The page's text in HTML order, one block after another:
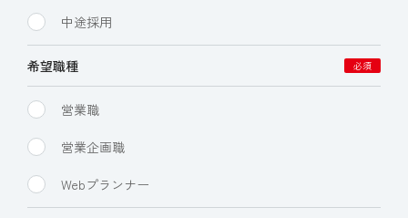
中途採用
希望職種 必須
営業職
営業企画職
Webプランナー